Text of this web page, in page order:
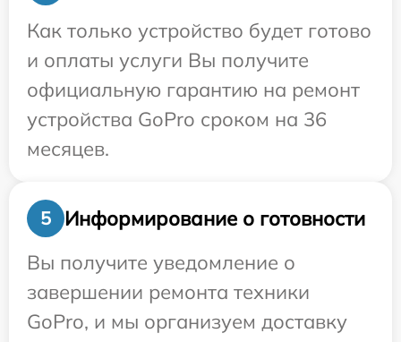
Как только устройство будет готово
и оплаты услуги Вы получите
официальную гарантию на ремонт
устройства GoPro сроком на 36
месяцев.
5
Информирование о готовности
Вы получите уведомление о
завершении ремонта техники
GoPro, и мы организуем доставку